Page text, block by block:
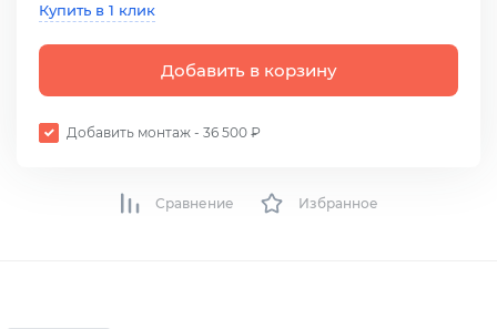
Купить в 1 клик
Добавить в корзину
Добавить монтаж - 36 500 ₽
Сравнение Избранное